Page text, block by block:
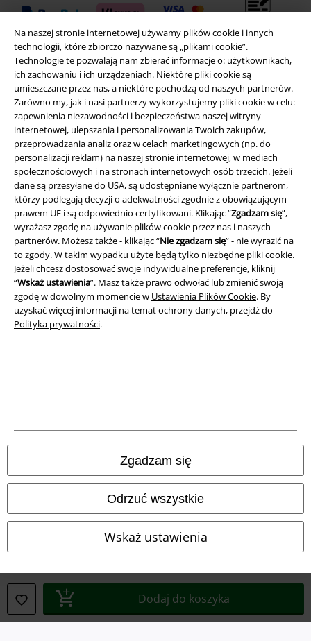
Na naszej stronie internetowej używamy plików cookie i innych
technologii, które zbiorczo nazywane są „plikami cookie”.
Technologie te pozwalają nam zbierać informacje o: użytkownikach,
ich zachowaniu i ich urządzeniach. Niektóre pliki cookie są
umieszczane przez nas, a niektóre pochodzą od naszych partnerów.
Zarówno my, jak i nasi partnerzy wykorzystujemy pliki cookie w celu:
zapewnienia niezawodności i bezpieczeństwa naszej witryny
internetowej, ulepszania i personalizowania Twoich zakupów,
przeprowadzania analiz oraz w celach marketingowych (np. do
personalizacji reklam) na naszej stronie internetowej, w mediach
społecznościowych i na stronach internetowych osób trzecich. Jeżeli
dane są przesyłane do USA, są udostępniane wyłącznie partnerom,
którzy podlegają decyzji o adekwatności zgodnie z obowiązującym
prawem UE i są odpowiednio certyfikowani. Klikając “Zgadzam się”,
wyrażasz zgodę na używanie plików cookie przez nas i naszych
partnerów. Możesz także - klikając “Nie zgadzam się” - nie wyrazić na
to zgody. W takim wypadku użyte będą tylko niezbędne pliki cookie.
Jeżeli chcesz dostosować swoje indywidualne preferencje, kliknij
“Wskaż ustawienia”. Masz także prawo odwołać lub zmienić swoją
zgodę w dowolnym momencie w Ustawienia Plików Cookie. By
uzyskać więcej informacji na temat ochrony danych, przejdź do
Polityka prywatności.
Zgadzam się
Odrzuć wszystkie
Wskaż ustawienia
Dodaj do koszyka
(płatność z góry)
Płatność za
pobraniem
Wysyłka
Aplikację EMP
Ściągnij nową aplikację EMP - ZA DARMO - i korzystaj z nowych
funkcji!
Informacje prawne
Dane firmy